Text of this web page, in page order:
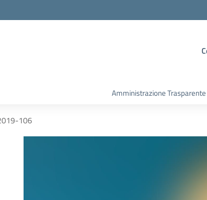
Amministrazione Trasparente
106